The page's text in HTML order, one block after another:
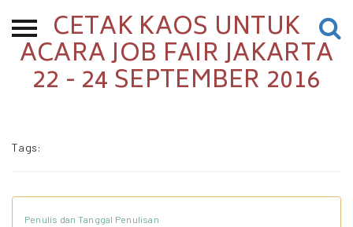
Beranda
Tentang
Perempuan
Blog CME
CETAK KAOS UNTUK
ACARA JOB FAIR JAKARTA
22 - 24 SEPTEMBER 2016
Tags:
Penulis dan Tanggal Penulisan